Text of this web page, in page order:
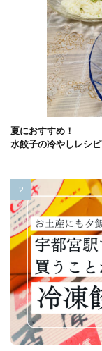
夏におすすめ！
水餃子の冷やしレシピ